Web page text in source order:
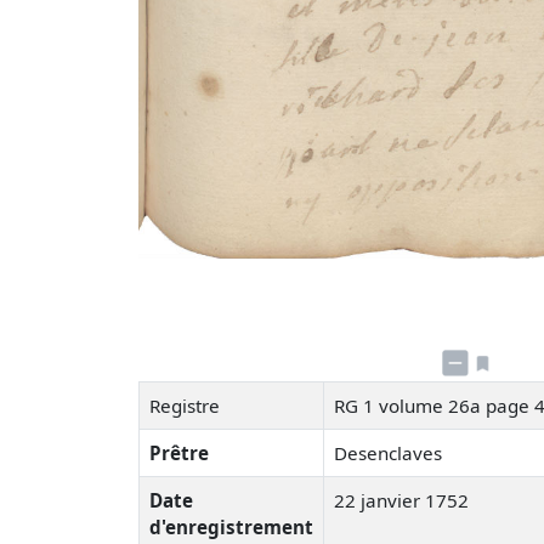
Registre
RG 1 volume 26a page
Prêtre
Desenclaves
Date
d'enregistrement
22 janvier 1752